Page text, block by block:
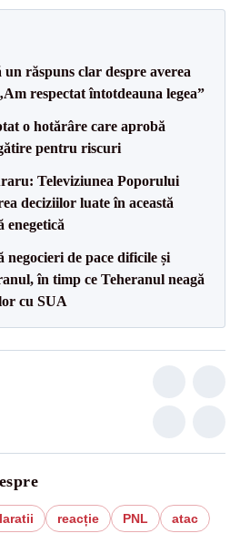
răspuns clar despre averea
respectat întotdeauna legea”
o hotărâre care aprobă
pentru riscuri
Televiziunea Poporului
deciziilor luate în această
enegetică
negocieri de pace dificile și
în timp ce Teheranul neagă
cu SUA
reacție PNL
atac